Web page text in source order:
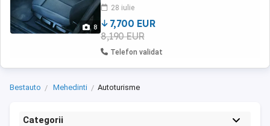
8
haion electric și multe altele dotări. ...
28 iulie
7,700 EUR
8,190 EUR
Telefon validat
Bestauto Mehedinti Autoturisme
Categorii